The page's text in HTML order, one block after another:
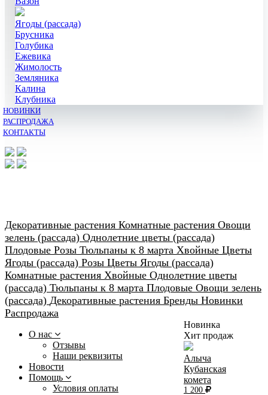
Ягоды (рассада)
Брусника
Голубика
Ежевика
Жимолость
Земляника
Калина
Клубника
НОВИНКИ
РАСПРОДАЖА
КОНТАКТЫ
Декоративные растения Комнатные растения Овощи
зелень (рассада) Однолетние цветы (рассада)
Плодовые Розы Тюльпаны к 8 марта Хвойные Цветы
Ягоды (рассада) Розы Цветы Ягоды (рассада)
Комнатные растения Хвойные Однолетние цветы
(рассада) Тюльпаны к 8 марта Плодовые Овощи зелень
(рассада) Декоративные растения Бренды Новинки
Распродажа
О нас
Отзывы
Наши реквизиты
Новости
Помощь
Условия оплаты
Новинка
Хит продаж
Алыча
Кубанская
комета
1 200